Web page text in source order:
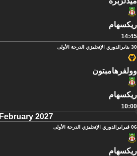
ريكسهام
14:45
30 يناير الدوري الإنجليزي الدرجة الأولى
وولفرهامبتون
ريكسهام
10:00
February 2027
06 فبراير الدوري الإنجليزي الدرجة الأولى
ريكسهام